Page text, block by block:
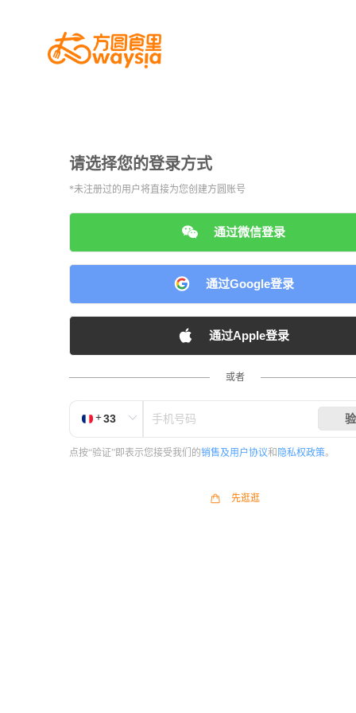
请选择您的登录方式
*未注册过的用户将直接为您创建方圆账号
通过微信登录
通过Google登录
通过Apple登录
或者
+
点按“验证”即表示您接受我们的销售及用户协议和 隐私权政策。
先逛逛